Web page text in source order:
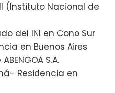
(Instituto Nacional de
del INI en Cono Sur
en Buenos Aires
S.A.
Residencia en